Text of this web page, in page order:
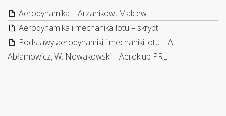
Aerodynamika – Arzanikow, Malcew
Aerodynamika i mechanika lotu – skrypt
Podstawy aerodynamiki i mechaniki lotu – A.
Abłamowicz, W. Nowakowski – Aeroklub PRL